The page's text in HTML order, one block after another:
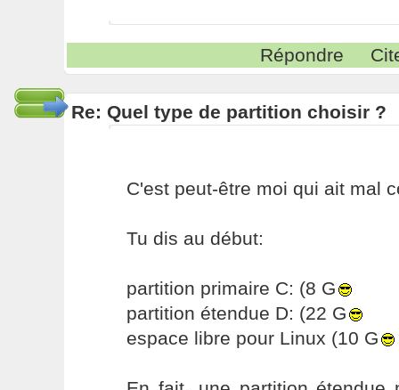
Répondre
Re: Quel type de partition choisir ?
C'est peut-être moi qui ait mal
Tu dis au début:
partition primaire C: (8 G
partition étendue D: (22 G
espace libre pour Linux (10 G